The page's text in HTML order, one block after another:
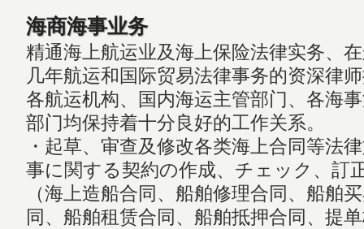
海商海事业务
精通海上航运业及海上保险法律实务、
几年航运和国际贸易法律事务的资深律
各航运机构、国内海运主管部门、各海
部门均保持着十分良好的工作关系。
・起草、审查及修改各类海上合同等法
事に関する契約の作成、チェック、訂
（海上造船合同、船舶修理合同、船舶
同、船舶租赁合同、船舶抵押合同、提